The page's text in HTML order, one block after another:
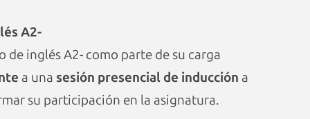
A2-
de inglés A2- como parte de su carga
a una sesión presencial de inducción a
su participación en la asignatura.